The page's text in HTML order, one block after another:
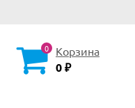
0 Корзина
0 ₽